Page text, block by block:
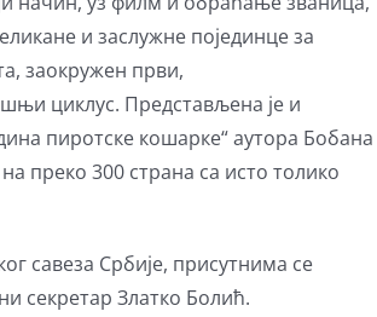
и заслужне појединце за
заокружен први,
циклус. Представљена је и
пиротске кошарке“ аутора Бобана
преко 300 страна са исто толико
савеза Србије, присутнима се
секретар Златко Болић.